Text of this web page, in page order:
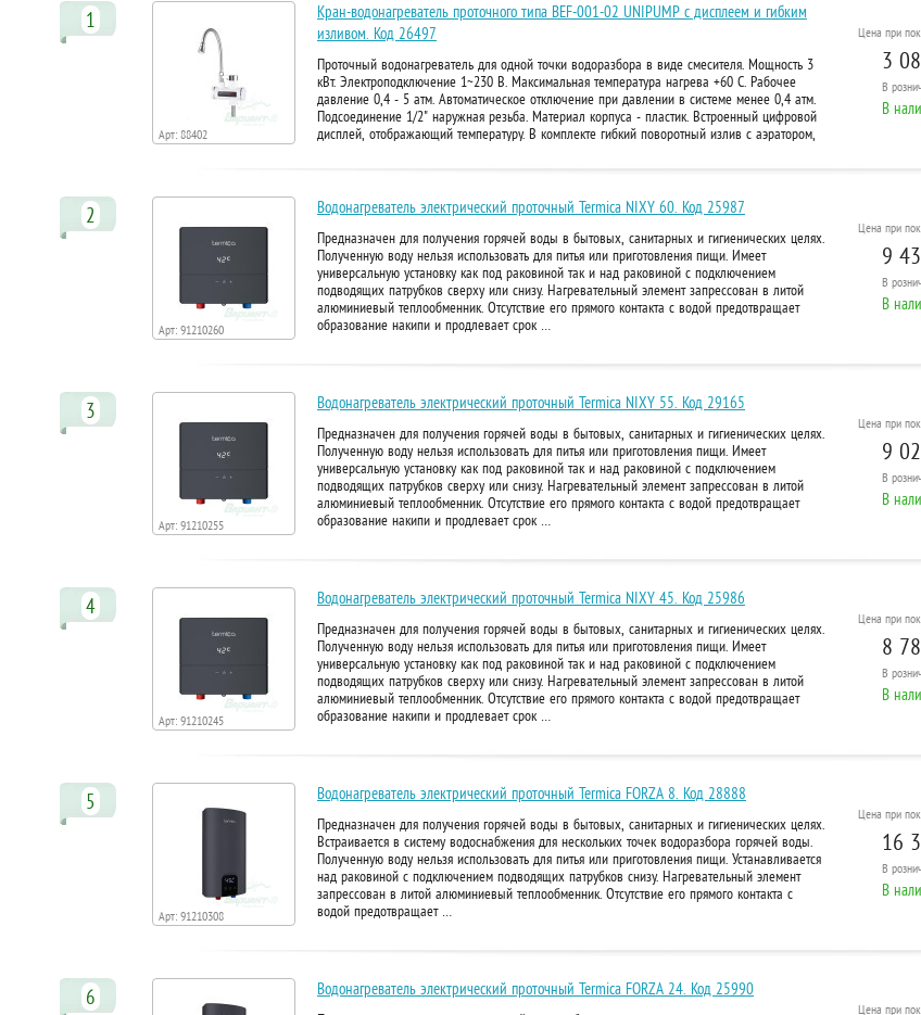
1
Арт: 88402
Кран-водонагреватель проточного типа BEF-001-02 UNIPUMP с дисплеем и гибким
изливом. Код 26497
Проточный водонагреватель для одной точки водоразбора в виде смесителя. Мощность 3
кВт. Электроподключение 1~230 В. Максимальная температура нагрева +60 С. Рабочее
давление 0,4 - 5 атм. Автоматическое отключение при давлении в системе менее 0,4 атм.
Подсоединение 1/2" наружная резьба. Материал корпуса - пластик. Встроенный цифровой
дисплей, отображающий температуру. В комплекте гибкий поворотный излив с аэратором,
Цена при
3
В
В
2
Арт: 91210260
Водонагреватель электрический проточный Termica NIXY 60. Код 25987
Предназначен для получения горячей воды в бытовых, санитарных и гигиенических целях.
Полученную воду нельзя использовать для питья или приготовления пищи. Имеет
универсальную установку как под раковиной так и над раковиной с подключением
подводящих патрубков сверху или снизу. Нагревательный элемент запрессован в литой
алюминиевый теплообменник. Отсутствие его прямого контакта с водой предотвращает
образование накипи и продлевает срок …
Цена при
9
В
В
3
Арт: 91210255
Водонагреватель электрический проточный Termica NIXY 55. Код 29165
Предназначен для получения горячей воды в бытовых, санитарных и гигиенических целях.
Полученную воду нельзя использовать для питья или приготовления пищи. Имеет
универсальную установку как под раковиной так и над раковиной с подключением
подводящих патрубков сверху или снизу. Нагревательный элемент запрессован в литой
алюминиевый теплообменник. Отсутствие его прямого контакта с водой предотвращает
образование накипи и продлевает срок …
Цена при
9
В
В
4
Арт: 91210245
Водонагреватель электрический проточный Termica NIXY 45. Код 25986
Предназначен для получения горячей воды в бытовых, санитарных и гигиенических целях.
Полученную воду нельзя использовать для питья или приготовления пищи. Имеет
универсальную установку как под раковиной так и над раковиной с подключением
подводящих патрубков сверху или снизу. Нагревательный элемент запрессован в литой
алюминиевый теплообменник. Отсутствие его прямого контакта с водой предотвращает
образование накипи и продлевает срок …
Цена при
8
В
В
5
Арт: 91210308
Водонагреватель электрический проточный Termica FORZA 8. Код 28888
Предназначен для получения горячей воды в бытовых, санитарных и гигиенических целях.
Встраивается в систему водоснабжения для нескольких точек водоразбора горячей воды.
Полученную воду нельзя использовать для питья или приготовления пищи. Устанавливается
над раковиной с подключением подводящих патрубков снизу. Нагревательный элемент
запрессован в литой алюминиевый теплообменник. Отсутствие его прямого контакта с
водой предотвращает …
Цена при
16
В
В
6 Водонагреватель электрический проточный Termica FORZA 24. Код 25990
Цена при